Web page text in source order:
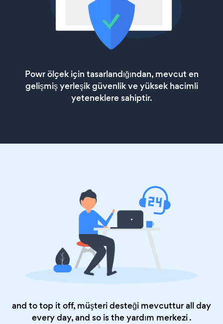
Powr ölçek için tasarlandığından, mevcut en
gelişmiş yerleşik güvenlik ve yüksek hacimli
yeteneklere sahiptir.
and to top it off, müşteri desteği mevcuttur all day
every day, and so is theyardım merkezi.